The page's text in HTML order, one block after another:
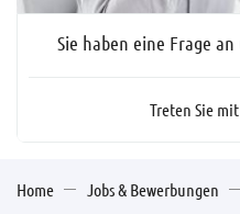
Sie haben eine Frage
Treten Sie
Home Jobs & Bewerbungen